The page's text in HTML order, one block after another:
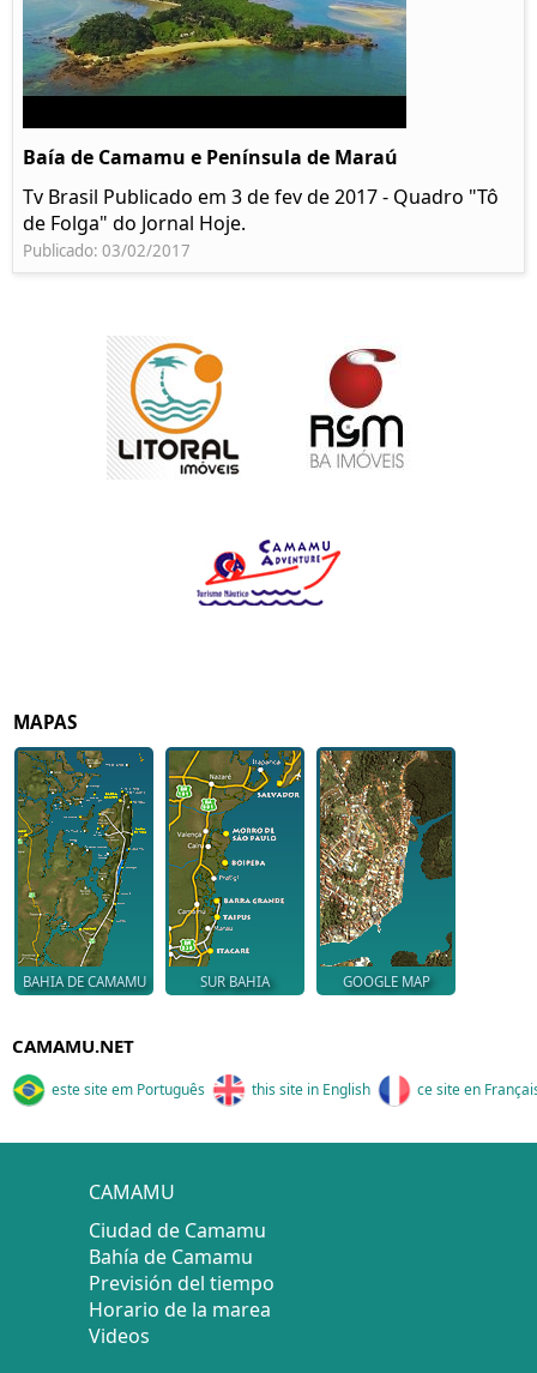
Baía de Camamu e Península de Maraú
Tv Brasil Publicado em 3 de fev de 2017 - Quadro "Tô
de Folga" do Jornal Hoje.
Publicado: 03/02/2017
MAPAS
BAHIA DE CAMAMU SUR BAHIA GOOGLE MAP
CAMAMU.NET
este site em Português this site in English ce site en
CAMAMU
Ciudad de Camamu
Bahía de Camamu
Previsión del tiempo
Horario de la marea
Videos